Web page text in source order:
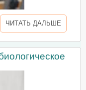
ЧИТАТЬ ДАЛЬШЕ